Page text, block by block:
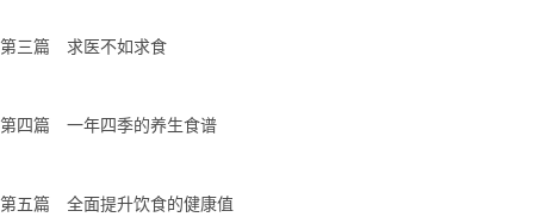
第三篇 求医不如求食
第四篇 一年四季的养生食谱
第五篇 全面提升饮食的健康值